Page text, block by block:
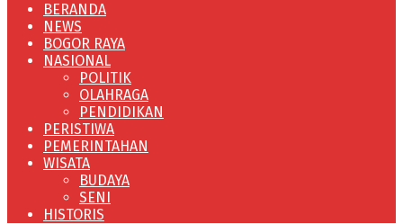
BERANDA
NEWS
BOGOR RAYA
NASIONAL
POLITIK
OLAHRAGA
PENDIDIKAN
PERISTIWA
PEMERINTAHAN
WISATA
BUDAYA
SENI
HISTORIS